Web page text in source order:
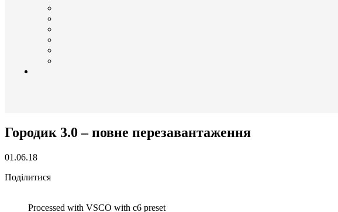
Городик 3.0 – повне перезавантаження
01.06.18
Поділитися
Processed with VSCO with c6 preset